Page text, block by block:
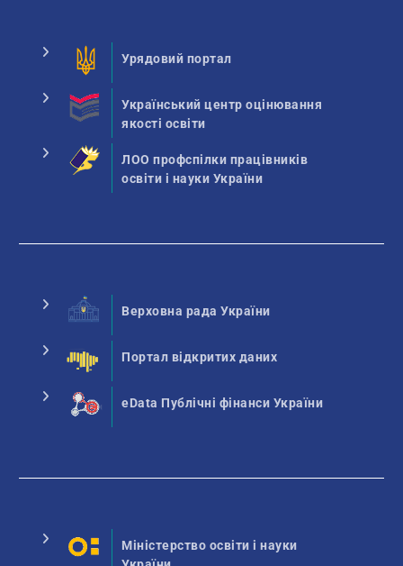
Урядовий портал
Український центр оцінювання
якості освіти
ЛОО профспілки працівників
освіти і науки України
Верховна рада України
Портал відкритих даних
eData Публічні фінанси України
Міністерство освіти і науки